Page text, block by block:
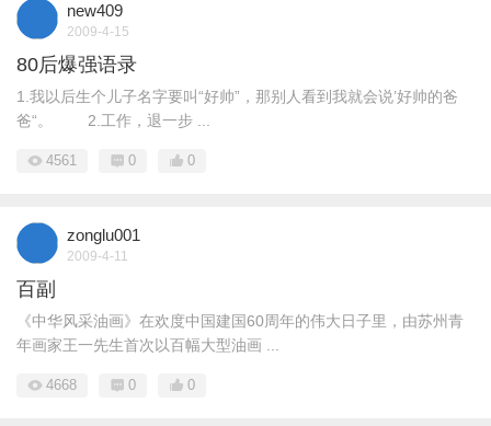
new409
2009-4-15
80后爆强语录
1.我以后生个儿子名字要叫“好帅”，那别人看到我就会说’好帅的爸
爸“。 2.工作，退一步 ...
4561 0 0
zonglu001
2009-4-11
百副
《中华风采油画》在欢度中国建国60周年的伟大日子里，由苏州青
年画家王一先生首次以百幅大型油画 ...
4668 0 0